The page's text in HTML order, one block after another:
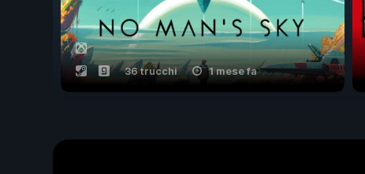
36 trucchi 1 mese fa